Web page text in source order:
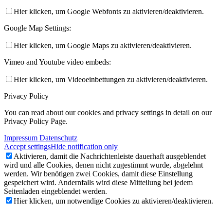
Hier klicken, um Google Webfonts zu aktivieren/deaktivieren.
Google Map Settings:
Hier klicken, um Google Maps zu aktivieren/deaktivieren.
Vimeo and Youtube video embeds:
Hier klicken, um Videoeinbettungen zu aktivieren/deaktivieren.
Privacy Policy
You can read about our cookies and privacy settings in detail on our
Privacy Policy Page.
Impressum Datenschutz
Accept settingsHide notification only
Aktivieren, damit die Nachrichtenleiste dauerhaft ausgeblendet
wird und alle Cookies, denen nicht zugestimmt wurde, abgelehnt
werden. Wir benötigen zwei Cookies, damit diese Einstellung
gespeichert wird. Andernfalls wird diese Mitteilung bei jedem
Seitenladen eingeblendet werden.
Hier klicken, um notwendige Cookies zu aktivieren/deaktivieren.